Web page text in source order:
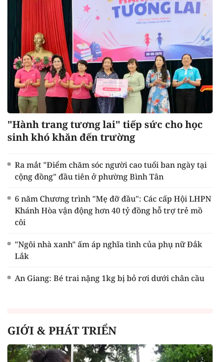
"Hành trang tương lai" tiếp sức cho học
sinh khó khăn đến trường
Ra mắt "Điểm chăm sóc người cao tuổi ban ngày tại
cộng đồng" đầu tiên ở phường Bình Tân
6 năm Chương trình "Mẹ đỡ đầu": Các cấp Hội LHPN
Khánh Hòa vận động hơn 40 tỷ đồng hỗ trợ trẻ mồ
côi
"Ngôi nhà xanh" ấm áp nghĩa tình của phụ nữ Đắk
Lắk
An Giang: Bé trai nặng 1kg bị bỏ rơi dưới chân cầu
GIỚI & PHÁT TRIỂN